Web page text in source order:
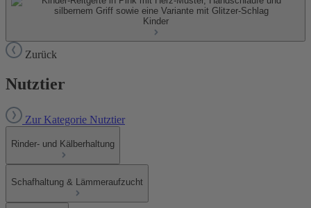
Kinder
Zurück
Nutztier
Zur Kategorie Nutztier
Rinder- und Kälberhaltung
Schafhaltung & Lämmeraufzucht